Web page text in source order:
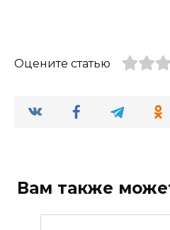
Оцените статью
Вам также